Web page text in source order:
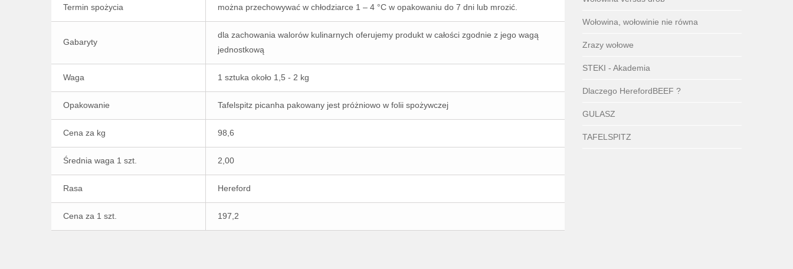
Termin spożycia można przechowywać w chłodziarce 1 – 4 °C w opakowaniu do 7 dni lub mrozić.
Gabaryty
dla zachowania walorów kulinarnych oferujemy produkt w całości zgodnie z jego wagą
jednostkową
Waga 1 sztuka około 1,5 - 2 kg
Opakowanie Tafelspitz picanha pakowany jest próżniowo w folii spożywczej
Cena za kg 98,6
Średnia waga 1 szt. 2,00
Rasa Hereford
Cena za 1 szt. 197,2
Wołowina, wołowinie nie równa
Zrazy wołowe
STEKI - Akademia
Dlaczego HerefordBEEF ?
GULASZ
TAFELSPITZ